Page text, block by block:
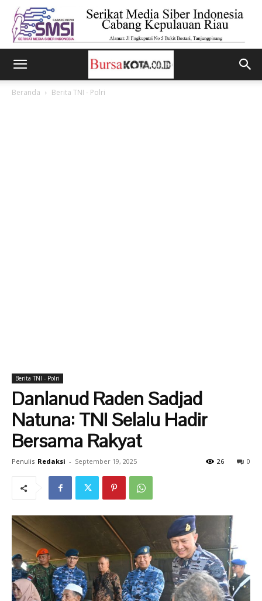
Beranda Berita TNI - Polri
Berita TNI - Polri
Danlanud Raden Sadjad
Natuna: TNI Selalu Hadir
Bersama Rakyat
Penulis Redaksi - September 19, 2025 0
26